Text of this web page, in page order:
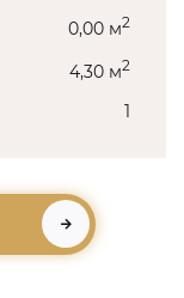
0,00 м2
4,30 м2
1